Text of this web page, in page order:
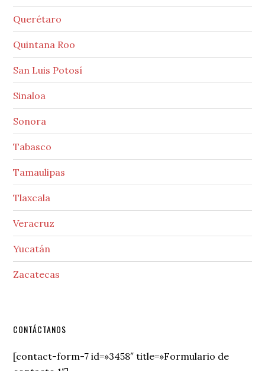
Querétaro
Quintana Roo
San Luis Potosí
Sinaloa
Sonora
Tabasco
Tamaulipas
Tlaxcala
Veracruz
Yucatán
Zacatecas
Secondary
Sidebar
CONTÁCTANOS
[contact-form-7 id=»3458″ title=»Formulario de